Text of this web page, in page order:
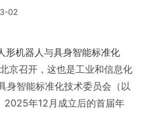
02
形机器人与具身智能标准化
北京召开，这也是工业和信息化
身智能标准化技术委员会（以
2025年12月成立后的首届年